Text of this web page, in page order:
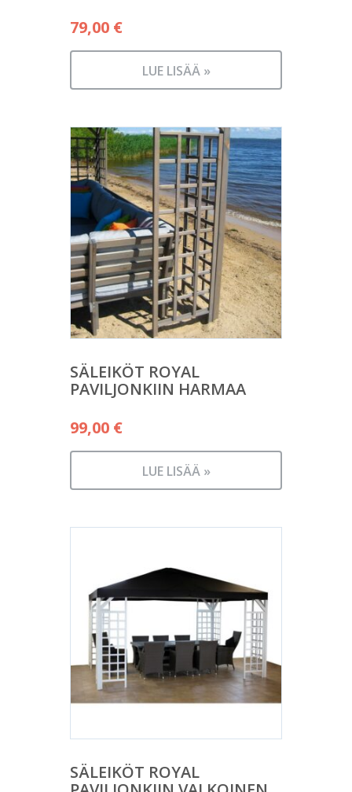
79,00 €
LUE LISÄÄ »
SÄLEIKÖT ROYAL
PAVILJONKIIN HARMAA
99,00 €
LUE LISÄÄ »
SÄLEIKÖT ROYAL